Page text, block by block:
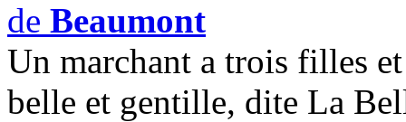
de Beaumont
Un marchant a trois filles
belle et gentille, dite La